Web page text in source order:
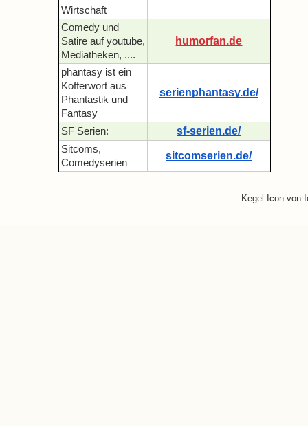
Wirtschaft
Comedy und
Satire auf youtube,
Mediatheken, ....
humorfan.de
phantasy ist ein
Kofferwort aus
Phantastik und
Fantasy
serienphantasy.de/
SF Serien: sf-serien.de/
Sitcoms,
Comedyserien
sitcomserien.de/
Kegel Icon von